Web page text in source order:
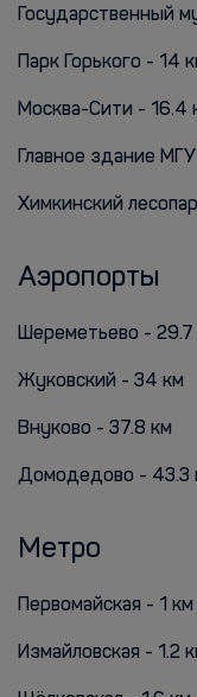
Государственный
Парк Горького - 14
Москва-Сити - 16.4
Главное здание
Химкинский
Аэропорты
Шереметьево - 29.7
Жуковский - 34 км
Внуково - 37.8 км
Домодедово - 43.3
Метро
Первомайская - 1 км
Измайловская - 1.2